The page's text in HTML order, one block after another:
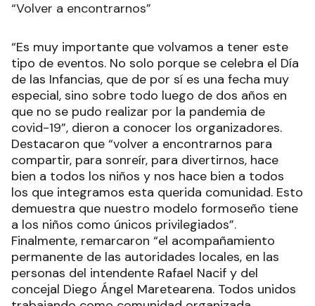
“Volver a encontrarnos”
“Es muy importante que volvamos a tener este
tipo de eventos. No solo porque se celebra el Día
de las Infancias, que de por sí es una fecha muy
especial, sino sobre todo luego de dos años en
que no se pudo realizar por la pandemia de
covid-19”, dieron a conocer los organizadores.
Destacaron que “volver a encontrarnos para
compartir, para sonreír, para divertirnos, hace
bien a todos los niños y nos hace bien a todos
los que integramos esta querida comunidad. Esto
demuestra que nuestro modelo formoseño tiene
a los niños como únicos privilegiados”.
Finalmente, remarcaron “el acompañamiento
permanente de las autoridades locales, en las
personas del intendente Rafael Nacif y del
concejal Diego Ángel Maretearena. Todos unidos